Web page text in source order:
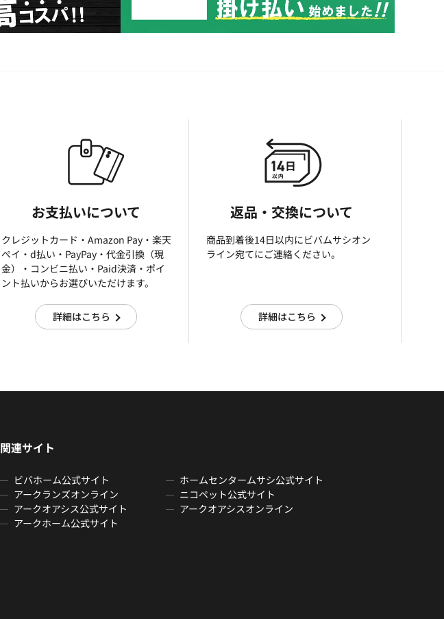
お支払いについて
クレジットカード・Amazon Pay・楽天
ぺイ・d払い・PayPay・代金引換（現
金）・コンビニ払い・Paid決済・ポイ
ント払いからお選びいただけます。
詳細はこちら
返品・交換について
商品到着後14日以内にビバムサシオン
ライン宛てにご連絡ください。
詳細はこちら
関連サイト
ビバホーム公式サイト
ホームセンタームサシ公式サイト
アークランズオンライン
ニコペット公式サイト
アークオアシス公式サイト
アークオアシスオンライン
アークホーム公式サイト